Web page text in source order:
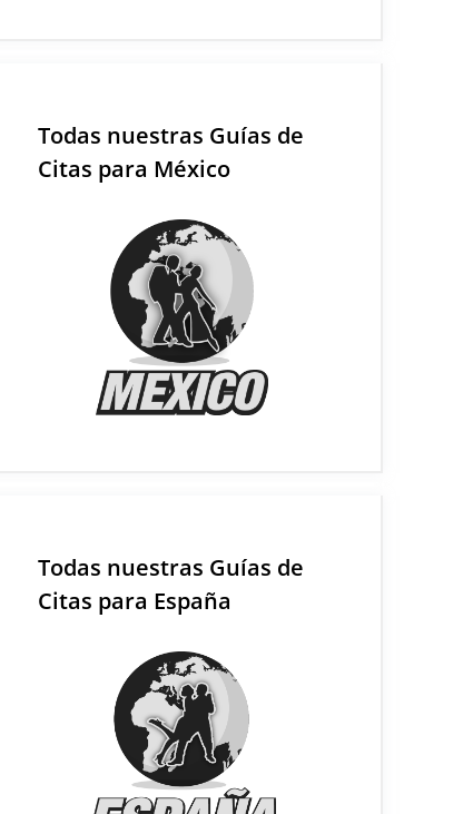
Todas nuestras Guías de
Citas para México
Todas nuestras Guías de
Citas para España